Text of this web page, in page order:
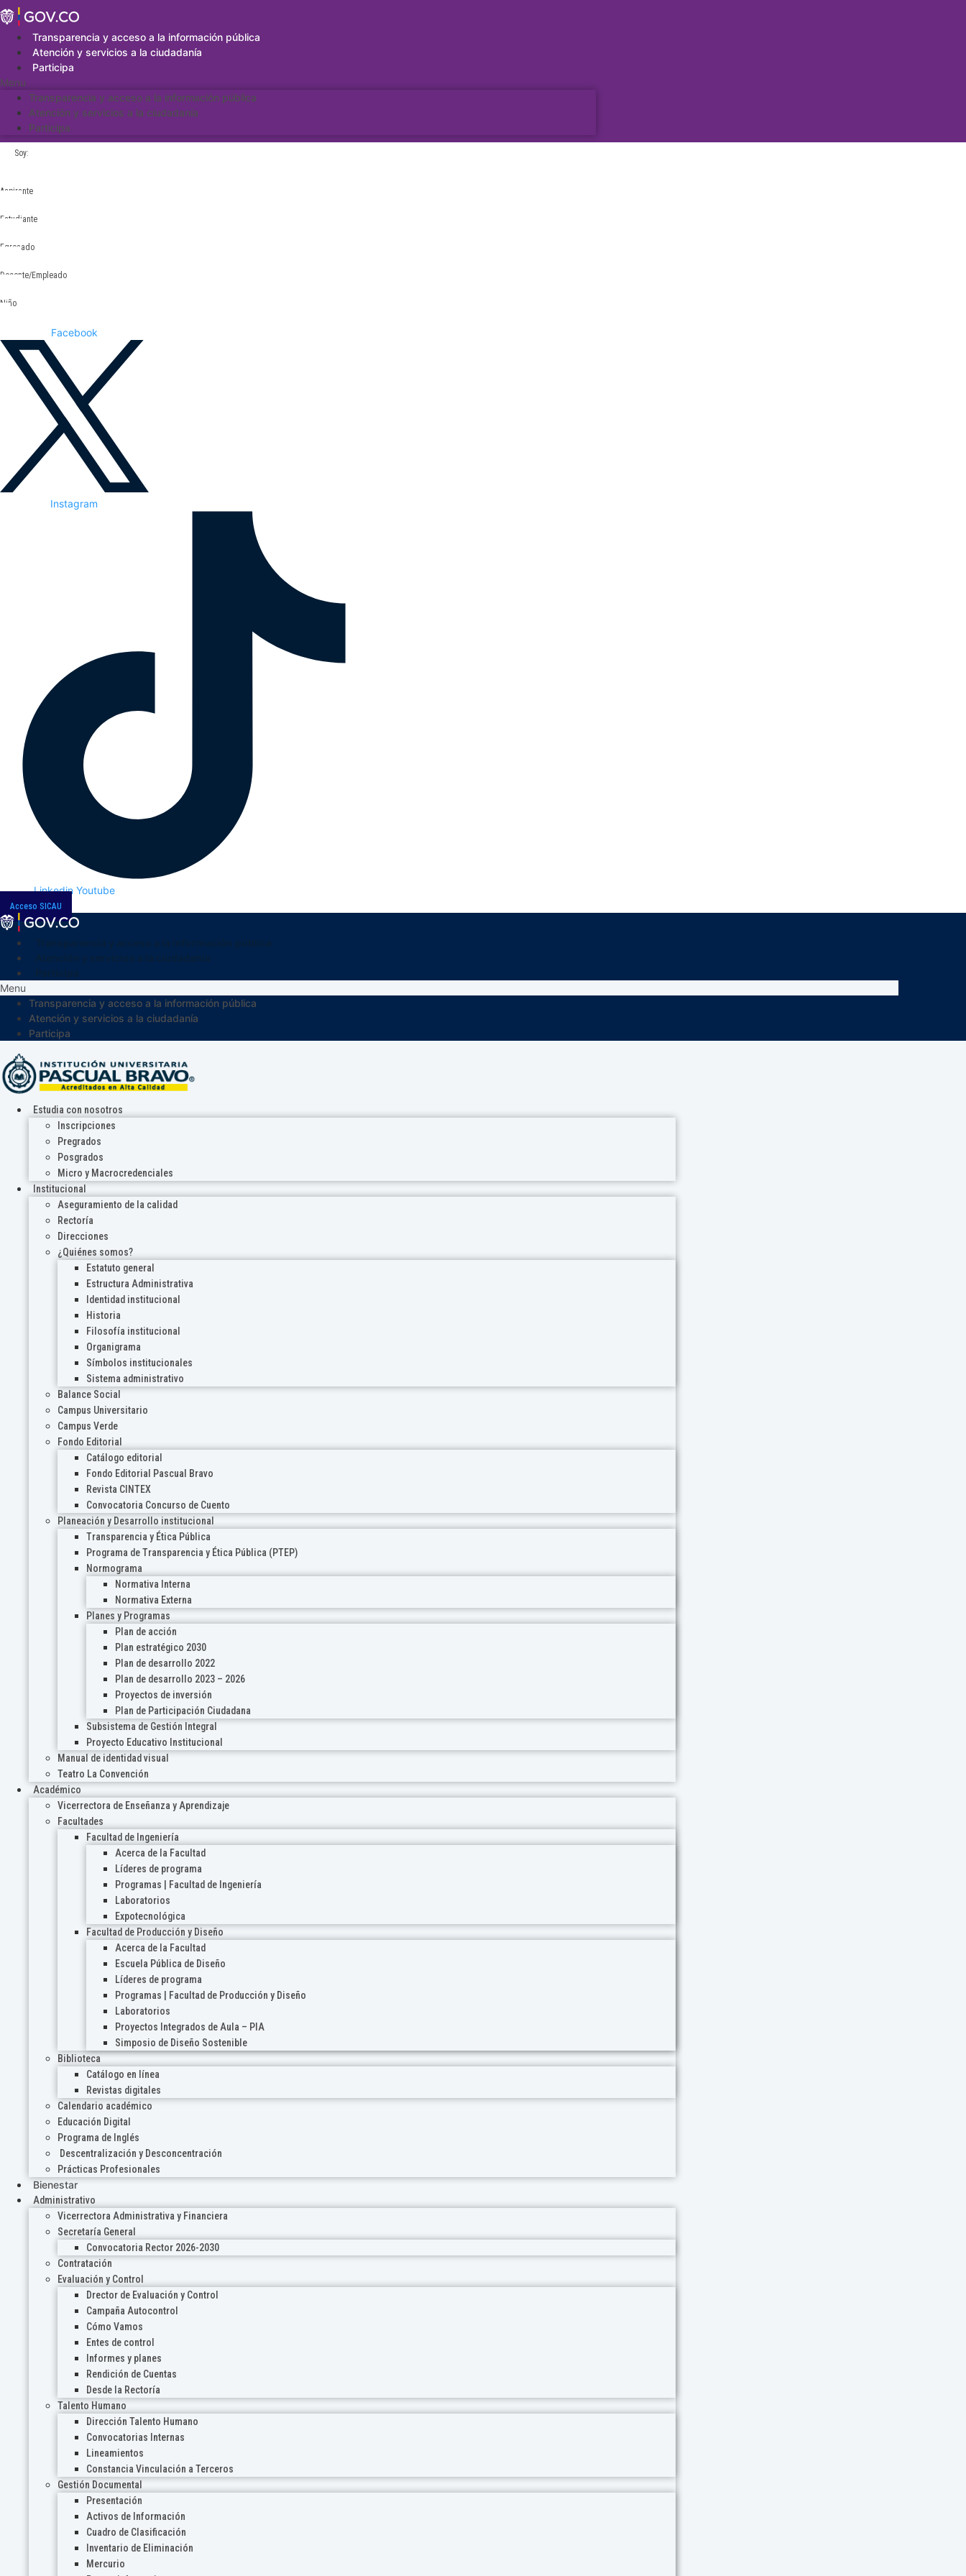
Saltar
al
contenidoTransparencia y acceso a la información pública
Atención y servicios a la ciudadanía
Participa
Menu
Transparencia y acceso a la información pública
Atención y servicios a la ciudadanía
Participa
Soy:
Aspirante
Estudiante
Egresado
Docente/Empleado
Niño
Facebook
Instagram
Linkedin Youtube
Acceso SICAU
Menu
Transparencia y acceso a la información pública
Atención y servicios a la ciudadanía
Participa
Estudia con nosotros
Inscripciones
Pregrados
Posgrados
Micro y Macrocredenciales
Institucional
Aseguramiento de la calidad
Rectoría
Direcciones
¿Quiénes somos?
Estatuto general
Estructura Administrativa
Identidad institucional
Historia
Filosofía institucional
Organigrama
Símbolos institucionales
Sistema administrativo
Balance Social
Campus Universitario
Campus Verde
Fondo Editorial
Catálogo editorial
Fondo Editorial Pascual Bravo
Revista CINTEX
Convocatoria Concurso de Cuento
Planeación y Desarrollo institucional
Transparencia y Ética Pública
Programa de Transparencia y Ética Pública (PTEP)
Normograma
Normativa Interna
Normativa Externa
Planes y Programas
Plan de acción
Plan estratégico 2030
Plan de desarrollo 2022
Plan de desarrollo 2023 – 2026
Proyectos de inversión
Plan de Participación Ciudadana
Subsistema de Gestión Integral
Proyecto Educativo Institucional
Manual de identidad visual
Teatro La Convención
Académico
Vicerrectora de Enseñanza y Aprendizaje
Facultades
Facultad de Ingeniería
Acerca de la Facultad
Líderes de programa
Programas | Facultad de Ingeniería
Laboratorios
Expotecnológica
Facultad de Producción y Diseño
Acerca de la Facultad
Escuela Pública de Diseño
Líderes de programa
Programas | Facultad de Producción y Diseño
Laboratorios
Proyectos Integrados de Aula – PIA
Simposio de Diseño Sostenible
Biblioteca
Catálogo en línea
Revistas digitales
Calendario académico
Educación Digital
Programa de Inglés
Descentralización y Desconcentración
Prácticas Profesionales
Bienestar
Administrativo
Vicerrectora Administrativa y Financiera
Secretaría General
Convocatoria Rector 2026-2030
Contratación
Evaluación y Control
Drector de Evaluación y Control
Campaña Autocontrol
Cómo Vamos
Entes de control
Informes y planes
Rendición de Cuentas
Desde la Rectoría
Talento Humano
Dirección Talento Humano
Convocatorias Internas
Lineamientos
Constancia Vinculación a Terceros
Gestión Documental
Presentación
Activos de Información
Cuadro de Clasificación
Inventario de Eliminación
Mercurio